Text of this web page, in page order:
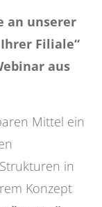
an unserer
Filiale“
aus
Mittel ein
in
Konzept